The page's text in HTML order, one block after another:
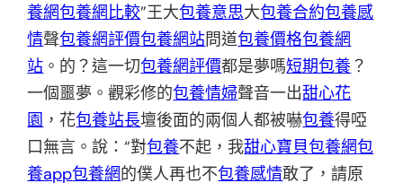
養網包養網比較”王大包養意思大包養合約包養感
情聲包養網評價包養網站問道包養價格包養網
站 。的？這一切包養網評價都是夢嗎短期包養？
一個噩夢。觀彩修的包養情婦聲音一出甜心花
園 ，花包養站長壇後面的兩個人都被嚇包養得啞
口無言。說：“對包養不起，我甜心寶貝包養網包
養app包養網的僕人再也不包養感情敢了，請原